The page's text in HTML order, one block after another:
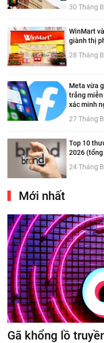
30 Tháng
WinMart
giành thị
28 Tháng
Meta vừa
trắng
xác minh
27 Tháng
Top 10
2026 (tổng
24 Tháng
Mới nhất
Gã khổng lồ